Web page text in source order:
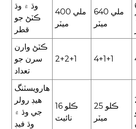
وڌ ۾ وڌ
ڪٽڻ جو
قطر
400 ملي
ميٽر
640 ملي
ميٽر
ڪٽڻ وارن
سرن جو
تعداد
2+2+1 4+1+1
هارويسٽنگ
هيڊ رولر
جي وڌ ۾
وڌ فيڊ
16 ڪلو
نائيٽ
25 ڪلو
ميٽر